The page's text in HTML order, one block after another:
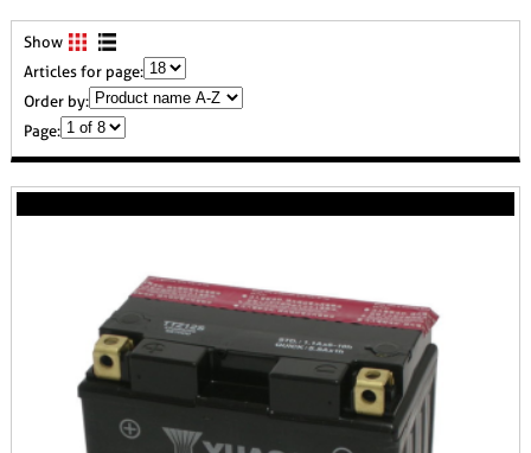
Show
Articles for page:
Order by:
Page: